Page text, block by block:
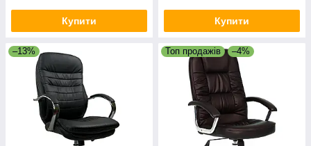
Купити Купити
–13% Топ продажів –4%